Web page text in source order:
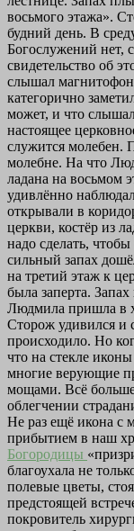
восьмого этажа».
будний день. В
Богослужений нет,
свидетельство об
слышал
категорично
может, и что
настоящее
служится молебен.
молебне. На что
ладана на восьмом
удивлённо
открывали в
церкви, костёр из
надо сделать, чтобы
сильный запах
на третий этаж к
была заперта.
Людмила пришла в
Сторож удивился и
происходило. Но
что на стекле
многие верующие
мощами. Всё
облегчении
Не раз ещё икона с
прибытием в наш
Богородицы
благоухала не
полевые цветы,
предстоящей
покровитель